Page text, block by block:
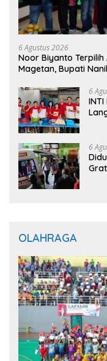
6 Agustus 2026
Noor Biyanto Terpilih
Magetan, Bupati
6
6
OLAHRAGA